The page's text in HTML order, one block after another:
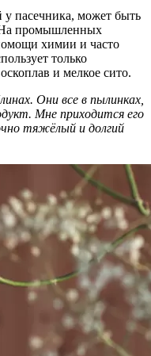
у пасечника, может быть
промышленных
химии и часто
только
и мелкое сито.
Они все в пылинках,
Мне приходится его
тяжёлый и долгий